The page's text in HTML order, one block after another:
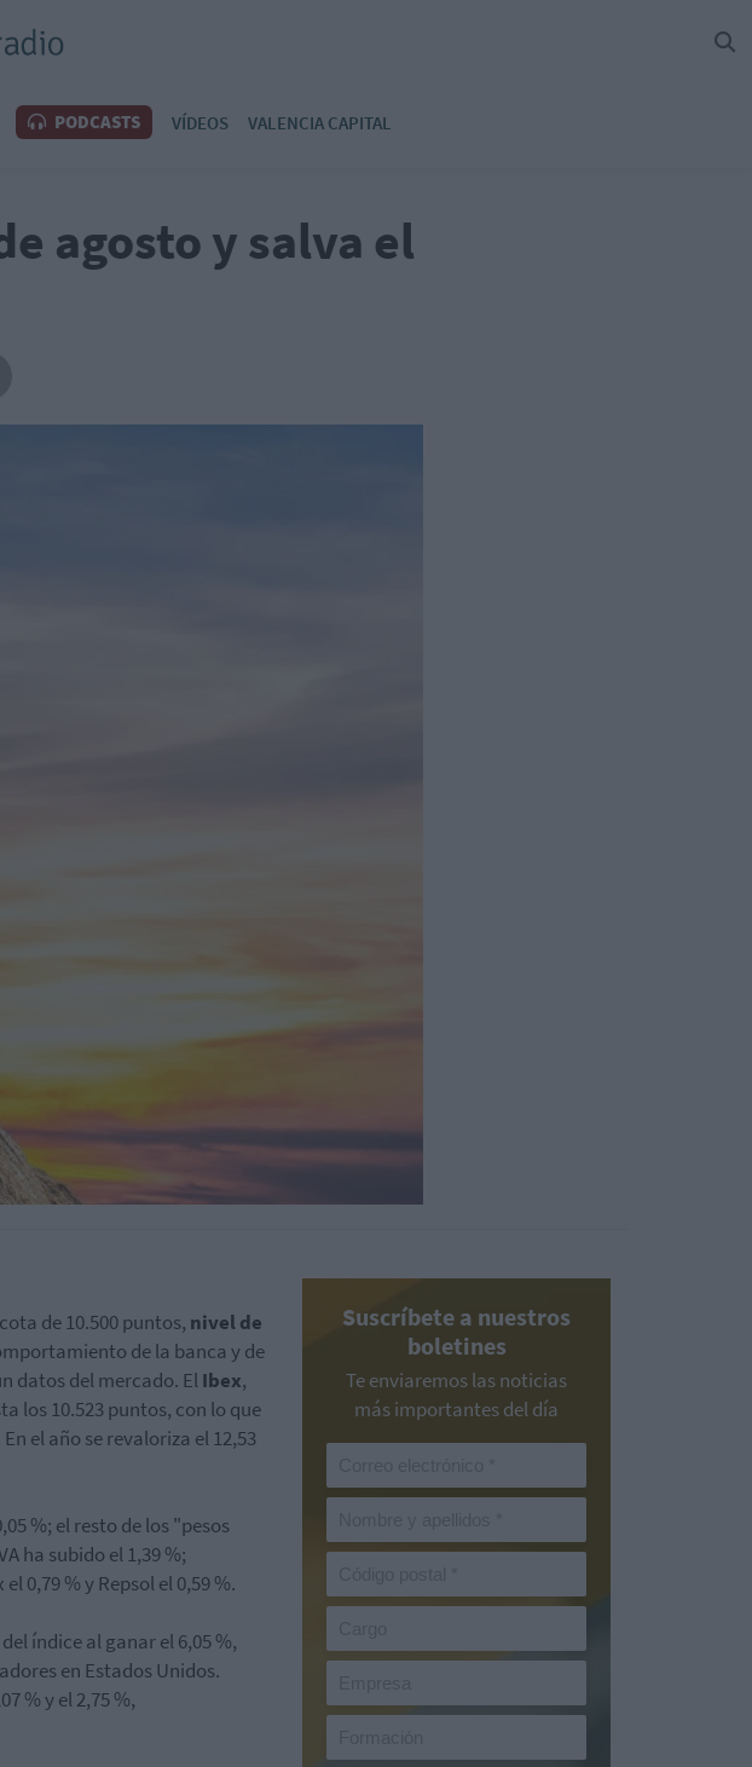
PODCASTS VÍDEOS VALENCIA CAPITAL
agosto y salva el
de 10.500 puntos, nivel de
de la banca y de
datos del mercado. ElIbex,
los 10.523 puntos, con lo que
el año se revaloriza el 12,53
%; el resto de los "pesos
ha subido el 1,39 %;
0,79 % y Repsol el 0,59 %.
índice al ganar el 6,05 %,
en Estados Unidos.
% y el 2,75 %,
Suscríbete a nuestros
boletines
Te enviaremos las noticias
más importantes del día